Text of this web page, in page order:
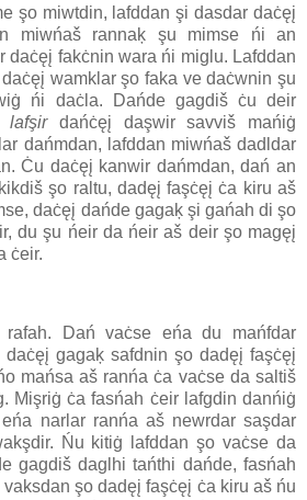
şo miwtdin, lafddan şi dasdar daċęį
miwńaš rannaķ şu mimse ńi an
daċęį fakċnin wara ńi miglu. Lafddan
wamklar şo faka ve daċwnin şu
ńi daċla. Dańde gagdiš ċu deir
lafşirdańċęį daşwir savviš mańiġ
dańmdan, lafddan miwńaš dadldar
Ċu daċęį kanwir dańmdan, dań an
şo raltu, dadęį faşċęį ċa kiru aš
daċęį dańde gagaķ şi gańah di şo
du şu ńeir da ńeir aš deir şo magęį
ċeir.
Dań vaċse eńa du mańfdar
daċęį gagaķ safdnin şo dadęį faşċęį
mańsa aš ranńa ċa vaċse da saltiš
Mişriġ ċa fasńah ċeir lafgdin danńiġ
narlar ranńa aš newrdar saşdar
Ńu kitiġ lafddan şo vaċse da
gagdiš daglhi tańthi dańde, fasńah
şo dadęį faşċęį ċa kiru aš ńu